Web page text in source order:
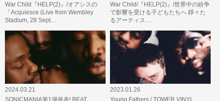
War Child『HELP(2)』/オアシスの
「Acquiesce (Live from Wembley
Stadium, 28 Sept…
War Child/『HELP(2)』/世界中の紛争
で影響を受ける子どもたちへ 錚々た
るアーティス…
2024.03.21
SONICMANIA第1弾発表! BEAT
2023.01.26
Young Fathers / TOWER VINYL